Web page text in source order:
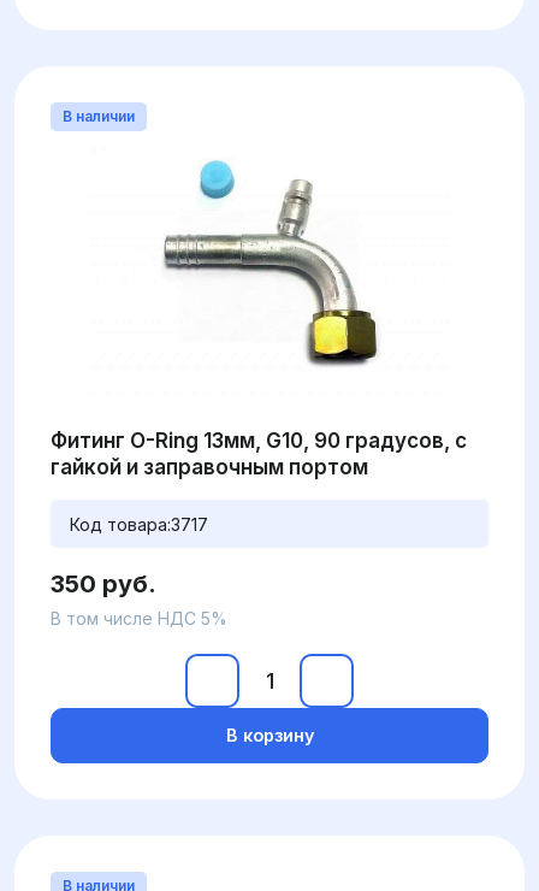
В наличии
Фитинг O-Ring 13мм, G10, 90 градусов, с
гайкой и заправочным портом
Код товара:3717
350 руб.
В том числе НДС 5%
В корзину
В наличии